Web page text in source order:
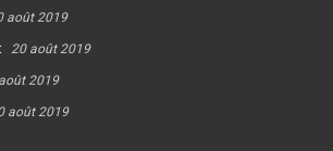
août 2019
20 août 2019
2019
août 2019